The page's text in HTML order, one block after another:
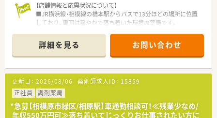
可能です。
■マニュアル通りの対応ではなく、現場での判断や工夫を尊重す
る社風のため、患者様にとって最善のケアを自ら考えて提供でき
ます。
【想定されるモデル年収】
■30代の経験者であれば年収500万円前後を想定しており、残業
代や各種手当を合わせることで更なる加算が見込まれる給与体
系です。
■管理薬剤師を目指す場合は550万円以上の提示も可能であり、
役職手当や職務手当によって安定した高収入を実現いただけま
す。
■毎年5,000円前後の昇給実績があり、長年勤めるほど着実に給
【店舗情報と応需状況について】
■JR横浜線・相模線の橋本駅からバスで13分ほどの場所に位置
しており、周囲は穏やかで落ち着いた環境の薬局です。
科も応需しており、1日平均30枚から50枚を対応します。
■薬剤師は常勤1名とパート7名が在籍しており、複数名体制を
維持することで無理のない安定した運営を行っています。
【法人特徴について】
■1983年創業の歴史を持ち、関東圏を中心に約100店舗を展開
していますが、すべて自社開発による地域密着型チェーンです。
■ドクターとの信頼関係を重視しており、全店舗の約9割がドク
ターからの直接の開局相談により立ち上げられています。
詳細を見る お問い合わせ
更新日： 2026/08/06 薬剤師求人ID： 15859
正社員
調剤薬局
*急募【相模原市緑区/相原駅】車通勤相談可！≪残業少なめ/
年収550万円可≫落ち着いてじっくりお仕事されたい方に